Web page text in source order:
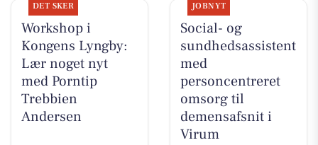
DET SKER
Workshop i
Kongens Lyngby:
Lær noget nyt
med Porntip
Trebbien
Andersen
JOBNYT
Social- og
sundhedsassistent
med
personcentreret
omsorg til
demensafsnit i
Virum